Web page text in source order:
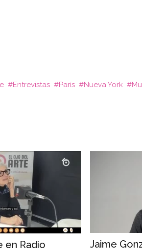
Entrevistas París Nueva York
en Radio
Jaime